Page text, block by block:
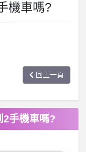
機車嗎?
回上一頁
2手機車嗎?